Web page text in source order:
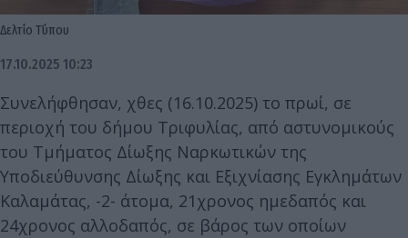
Δελτίο Τ΄ύπου
17.10.2025 10:23
Συνελήφθησαν, χθες (16.10.2025) το πρωί, σε
περιοχή του δήμου Τριφυλίας, από αστυνομικούς
του Τμήματος Δίωξης Ναρκωτικών της
Υποδιεύθυνσης Δίωξης και Εξιχνίασης Εγκλημάτων
Καλαμάτας, -2- άτομα, 21χρονος ημεδαπός και
24χρονος αλλοδαπός, σε βάρος των οποίων